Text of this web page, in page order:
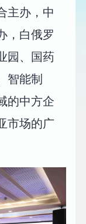
主办，中
，白俄罗
园、国药
智能制
的中方企
市场的广